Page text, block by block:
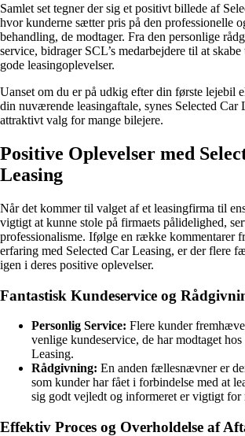
Samlet set tegner der sig et positivt billede af
hvor kunderne sætter pris på den professionelle
behandling, de modtager. Fra den personlige
service, bidrager SCL’s medarbejdere til at
gode leasingoplevelser.
Uanset om du er på udkig efter din første lejebil
din nuværende leasingaftale, synes Selected Car
attraktivt valg for mange bilejere.
Positive Oplevelser med
Leasing
Når det kommer til valget af et leasingfirma til
vigtigt at kunne stole på firmaets pålidelighed,
professionalisme. Ifølge en række kommentarer
erfaring med Selected Car Leasing, er der flere
igen i deres positive oplevelser.
Fantastisk Kundeservice og
Personlig Service: Flere kunder
venlige kundeservice, de har modtaget hos
Leasing.
Rådgivning: En anden fællesnævner er
som kunder har fået i forbindelse med at
sig godt vejledt og informeret er vigtigt for
Effektiv Proces og Overholdelse af